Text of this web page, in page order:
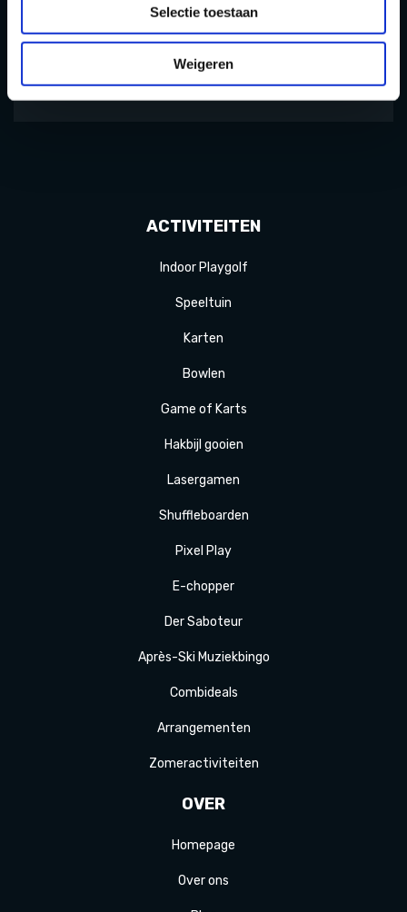
Selectie toestaan
Weigeren
ACTIVITEITEN
Indoor Playgolf
Speeltuin
Karten
Bowlen
Game of Karts
Hakbijl gooien
Lasergamen
Shuffleboarden
Pixel Play
E-chopper
DerSaboteur
Après-Ski Muziekbingo
Combideals
Arrangementen
Zomeractiviteiten
OVER
Homepage
Over ons